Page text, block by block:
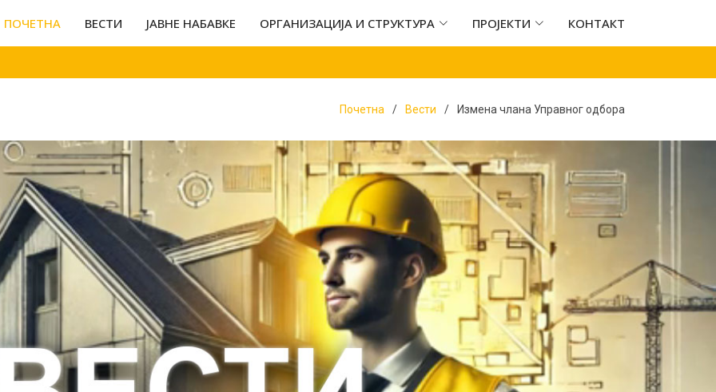
ПОЧЕТНА ВЕСТИ ЈАВНЕ НАБАВКЕ ОРГАНИЗАЦИЈА И СТРУКТУРА ПРОЈЕКТИ КОНТАКТ
Почетна Вести Измена члана Управног одбора